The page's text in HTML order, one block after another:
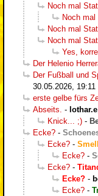
Noch mal
Noch
Noch mal
Noch mal
Yes,
Der Helenio
Der Fußball und
30.05.2026, 19:11
erste gelbe fürs
Abseits. - lothar.e
Knick... ;) -
Ecke? -
Ecke? -
Ecke? -
Ecke? -
Ecke? -
Ecke? -